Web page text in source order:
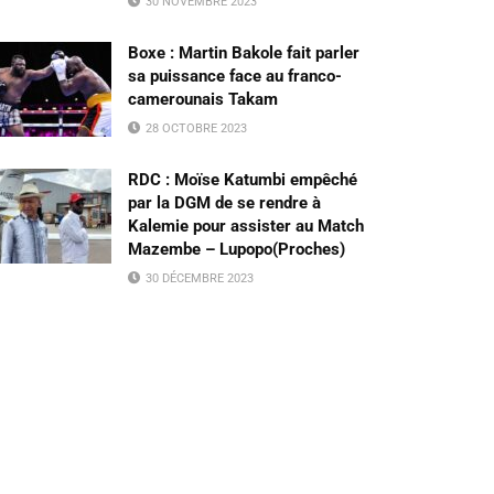
Boxe : Martin Bakole fait parler
sa puissance face au franco-
camerounais Takam
28 OCTOBRE 2023
RDC : Moïse Katumbi empêché
par la DGM de se rendre à
Kalemie pour assister au Match
Mazembe – Lupopo(Proches)
30 DÉCEMBRE 2023